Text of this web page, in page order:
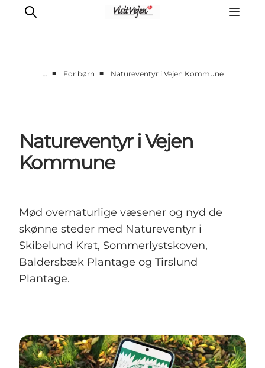
Natur
Se og oplev
Byer
… ■ For børn ■ Natureventyr i Vejen Kommune
Natureventyr i Vejen
Kommune
Mød overnaturlige væsener og nyd de
skønne steder med Natureventyr i
Skibelund Krat, Sommerlystskoven,
Baldersbæk Plantage og Tirslund
Plantage.